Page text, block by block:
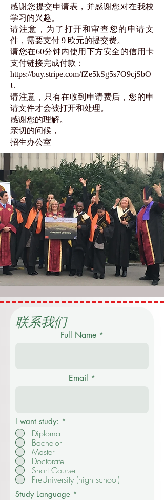
感谢您提交申请表，并感谢您对在我校
学习的兴趣。
请注意，为了打开和审查您的申请文
件，需要支付 9 欧元的提交费。
请您在60分钟内使用下方安全的信用卡
支付链接完成付款：
https://buy.stripe.com/fZe5kSg5s7O9cjSbO
U
请注意，只有在收到申请费后，您的申
请文件才会被打开和处理。
感谢您的理解。
亲切的问候，
招生办公室
联系我们
Full Name
Email
I want study: *
Diploma
Bachelor
Master
Doctorate
Short Course
PreUniversity (high school)
Study Language *